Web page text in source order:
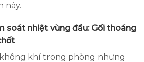
này.
soát nhiệt vùng đầu: Gối thoáng
khí trong phòng nhưng